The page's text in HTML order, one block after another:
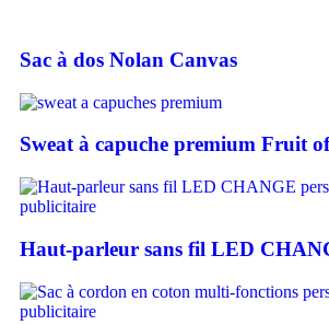
Sac à dos Nolan Canvas
Sweat à capuche premium Fruit
Haut-parleur sans fil LED